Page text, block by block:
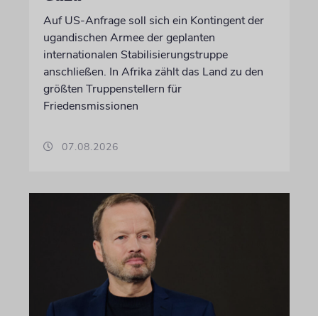
Auf US-Anfrage soll sich ein Kontingent der
ugandischen Armee der geplanten
internationalen Stabilisierungstruppe
anschließen. In Afrika zählt das Land zu den
größten Truppenstellern für
Friedensmissionen
07.08.2026